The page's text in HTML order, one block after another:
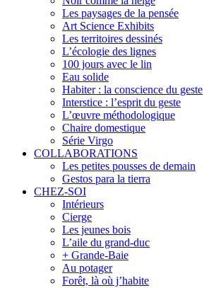
Les paysages de la pensée
Art Science Exhibits
Les territoires dessinés
L’écologie des lignes
100 jours avec le lin
Eau solide
Habiter : la conscience du geste
Interstice : l’esprit du geste
L’œuvre méthodologique
Chaire domestique
Série Virgo
COLLABORATIONS
Les petites pousses de demain
Gestos para la tierra
CHEZ-SOI
Intérieurs
Cierge
Les jeunes bois
L’aile du grand-duc
+ Grande-Baie
Au potager
Forêt, là où j’habite